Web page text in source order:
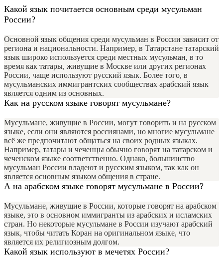
Какой язык почитается основным среди мусульман
России?
Основной язык общения среди мусульман в России зависит от
региона и национальности. Например, в Татарстане татарский
язык широко используется среди местных мусульман, в то
время как татары, живущие в Москве или других регионах
России, чаще используют русский язык. Более того, в
мусульманских иммигрантских сообществах арабский язык
является одним из основных.
Как на русском языке говорят мусульмане?
Мусульмане, живущие в России, могут говорить и на русском
языке, если они являются россиянами, но многие мусульмане
всё же предпочитают общаться на своих родных языках.
Например, татары и чеченцы обычно говорят на татарском и
чеченском языке соответственно. Однако, большинство
мусульман России владеют и русским языком, так как он
является основным языком общения в стране.
А на арабском языке говорят мусульмане в России?
Мусульмане, живущие в России, которые говорят на арабском
языке, это в основном иммигранты из арабских и исламских
стран. Но некоторые мусульмане в России изучают арабский
язык, чтобы читать Коран на оригинальном языке, что
является их религиозным долгом.
Какой язык используют в мечетях России?